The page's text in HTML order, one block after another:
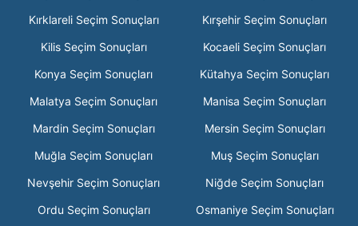
Kırklareli Seçim Sonuçları
Kırşehir Seçim Sonuçları
Kilis Seçim Sonuçları
Kocaeli Seçim Sonuçları
Konya Seçim Sonuçları
Kütahya Seçim Sonuçları
Malatya Seçim Sonuçları
Manisa Seçim Sonuçları
Mardin Seçim Sonuçları
Mersin Seçim Sonuçları
Muğla Seçim Sonuçları
Muş Seçim Sonuçları
Nevşehir Seçim Sonuçları
Niğde Seçim Sonuçları
Ordu Seçim Sonuçları
Osmaniye Seçim Sonuçları